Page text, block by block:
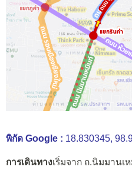
พิกัด Google : 18.830345,
การเดินทางเริ่มจาก ถ.นิมมานเ